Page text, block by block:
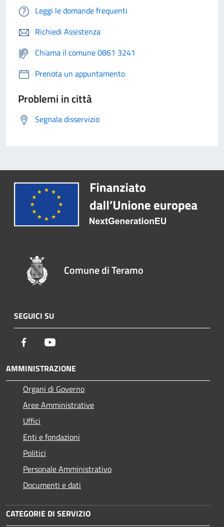
Leggi le domande frequenti
Richiedi Assistenza
Chiama il comune 0861 3241
Prenota un appuntamento
Problemi in città
Segnala disservizio
Comune di Teramo
SEGUICI SU
Facebook
AMMINISTRAZIONE
Organi di Governo
Aree Amministrative
Uffici
Enti e fondazioni
Politici
Personale Amministrativo
Documenti e dati
CATEGORIE DI SERVIZIO